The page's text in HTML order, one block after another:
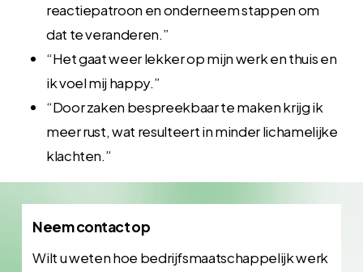
reactiepatroon en onderneem stappen om
dat te veranderen.”
“Het gaat weer lekker op mijn werk en thuis en
ik voel mij happy.”
“Door zaken bespreekbaar te maken krijg ik
meer rust, wat resulteert in minder lichamelijke
klachten.”
Neem contact op
Wilt u weten hoe bedrijfsmaatschappelijk werk